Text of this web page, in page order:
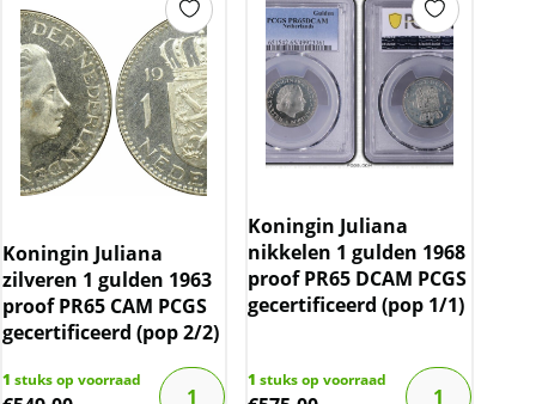
Koningin Juliana
zilveren 1 gulden 1963
proof PR65 CAM PCGS
gecertificeerd (pop 2/2)
1 stuks op voorraad
Koningin Juliana
nikkelen 1 gulden 1968
proof PR65 DCAM PCGS
gecertificeerd (pop 1/1)
1 stuks op voorraad